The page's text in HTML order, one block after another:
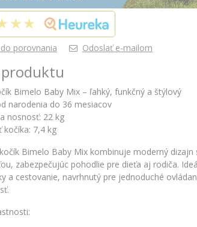
porovnania Odoslať e-mailom
produktu
Bimelo Baby Mix – ľahký, funkčný a štýlový
narodenia do 36 mesiacov
nosnosť: 22 kg
kočíka: 7,4 kg
Bimelo Baby Mix kombinuje moderný dizajn
zabezpečujúc pohodlie pre dieťa aj rodiča.
a cestovanie, navrhnutý pre jednoduché